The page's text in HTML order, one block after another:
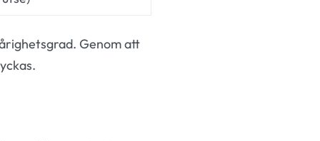
Genom att